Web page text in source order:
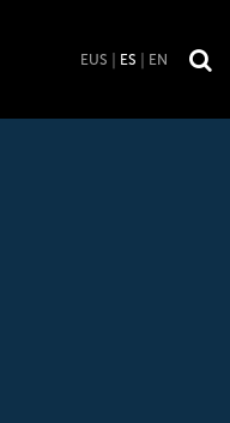
EUS ES EN